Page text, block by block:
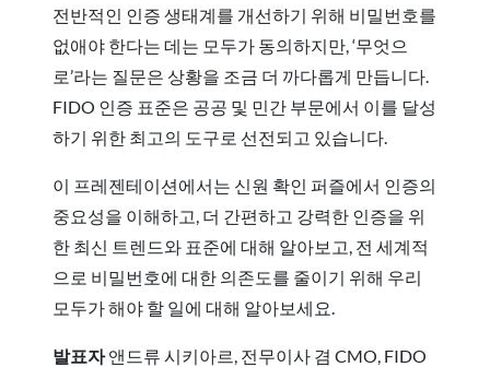
전반적인 인증 생태계를 개선하기 위해 비밀번호를
없애야 한다는 데는 모두가 동의하지만, ‘무엇으
로’라는 질문은 상황을 조금 더 까다롭게 만듭니다.
FIDO 인증 표준은 공공 및 민간 부문에서 이를 달성
하기 위한 최고의 도구로 선전되고 있습니다.
이 프레젠테이션에서는 신원 확인 퍼즐에서 인증의
중요성을 이해하고, 더 간편하고 강력한 인증을 위
한 최신 트렌드와 표준에 대해 알아보고, 전 세계적
으로 비밀번호에 대한 의존도를 줄이기 위해 우리
모두가 해야 할 일에 대해 알아보세요.
발표자앤드류 시키아르, 전무이사 겸 CMO, FIDO